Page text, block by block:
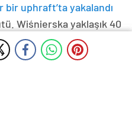
bir uphraft’ta yakalandı
Wiśnierska yaklaşık 40
güvenli bir şekilde
ettikten sonra ne